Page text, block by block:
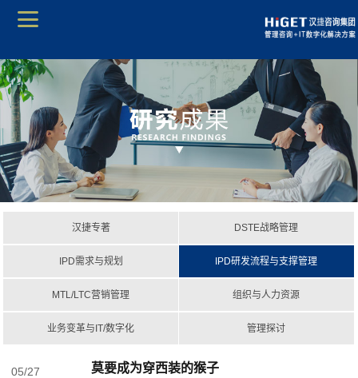
汉捷专著 DSTE战略管理
IPD需求与规划 IPD研发流程与支撑管理
MTL/LTC营销管理 组织与人力资源
业务变革与IT/数字化 管理探讨
05/27
莫要成为穿西装的猴子